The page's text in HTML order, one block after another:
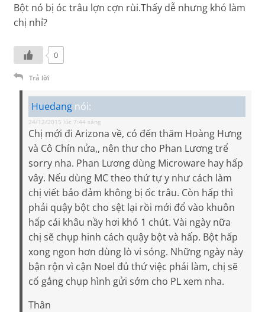
Bột nó bị óc trâu lợn cợn rùi.Thấy dễ nhưng khó làm
chị nhỉ?
0
Trả lời
Huedang nói:
24/12/2015 lúc 7:44 sáng
Chị mới đi Arizona về, có đến thăm Hoàng Hưng
và Cô Chín nửa,, nên thư cho Phan Lương trể
sorry nha. Phan Lương dùng Microware hay hấp
vây. Nếu dùng MC theo thứ tự y như cách làm
chị viết bảo đảm không bị ốc trâu. Còn hấp thì
phải quậy bột cho sệt lại rồi mới đổ vào khuôn
hấp cái khâu nầy hơi khó 1 chút. Vài ngày nữa
chị sẽ chụp hinh cách quậy bột và hấp. Bột hấp
xong ngon hơn dùng lò vi sóng. Những ngày này
bận rộn vì cận Noel đủ thứ việc phải làm, chị sẽ
cố gắng chụp hình gửi sớm cho PL xem nha.
Thân